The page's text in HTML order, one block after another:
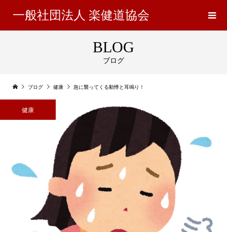
一般社団法人 楽健道協会
BLOG
ブログ
ブログ 健康 急に襲ってくる動悸と耳鳴り！
健康